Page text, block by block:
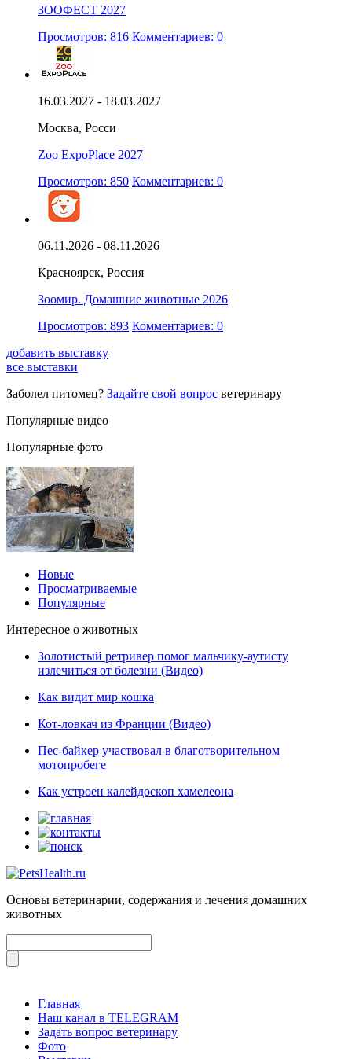
ЗООФЕСТ 2027
Просмотров: 816 Комментариев: 0
16.03.2027 - 18.03.2027
Москва, Росси
Zoo ExpoPlace 2027
Просмотров: 850 Комментариев: 0
06.11.2026 - 08.11.2026
Красноярск, Россия
Зоомир. Домашние животные 2026
Просмотров: 893 Комментариев: 0
добавить выставку
все выставки
Заболел питомец? Задайте свой вопрос ветеринару
Популярные видео
Популярные фото
Новые
Просматриваемые
Популярные
Интересное о животных
Золотистый ретривер помог мальчику-аутисту
излечиться от болезни (Видео)
Как видит мир кошка
Кот-ловкач из Франции (Видео)
Пес-байкер участвовал в благотворительном
мотопробеге
Как устроен калейдоскоп хамелеона
Основы ветеринарии, содержания и лечения домашних
животных
Главная
Наш канал в TELEGRAM
Задать вопрос ветеринару
Фото